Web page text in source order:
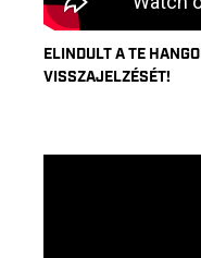
ELINDULT A TE
VISSZAJELZÉSÉT!